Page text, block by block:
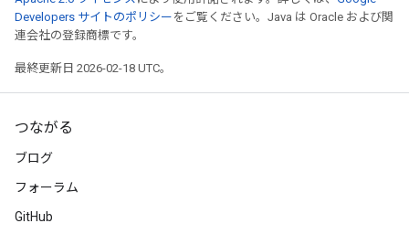
Developers サイトのポリシー をご覧ください。Java は Oracle および関
連会社の登録商標です。
最終更新日 2026-02-18 UTC。
つながる
ブログ
フォーラム
GitHub